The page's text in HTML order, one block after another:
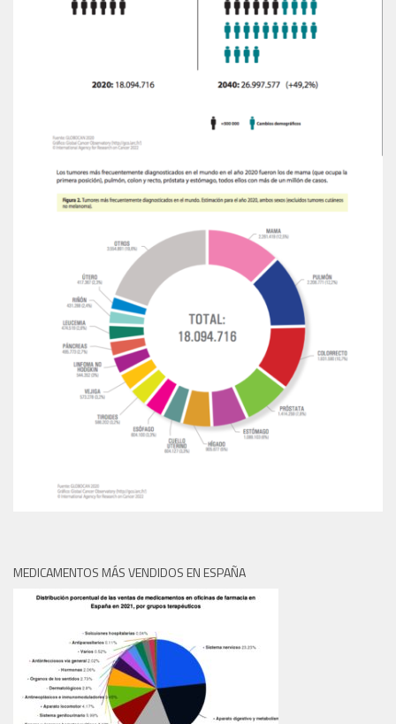
MEDICAMENTOS MÁS VENDIDOS EN ESPAÑA